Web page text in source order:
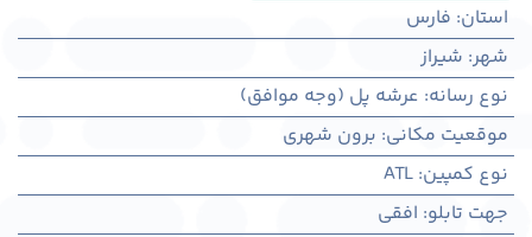
استان: فارس
شهر: شيراز
نوع رسانه: عرشه پل (وجه موافق)
موقعیت مکانی: برون شهری
نوع کمپین:
ATL
جهت تابلو: افقی